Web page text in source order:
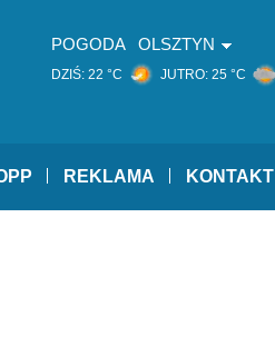
POGODA OLSZTYN
DZIŚ: 22 °C JUTRO: 25 °C
REKLAMA KONTAKT